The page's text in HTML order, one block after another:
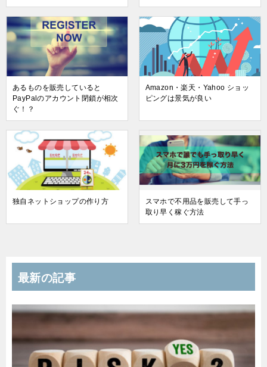
あるものを販売していると
PayPalのアカウント閉鎖が相次
ぐ！？
Amazon・楽天・Yahoo ショッ
ピングは景気が良い
独自ネットショップの作り方
スマホで不用品を販売して手っ
取り早く稼ぐ方法
最新の記事